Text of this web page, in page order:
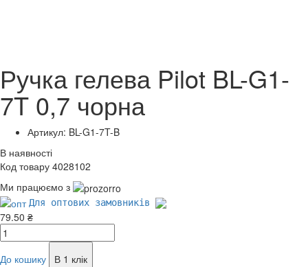
Ручка гелева Pilot BL-G1-
7T 0,7 чорна
Артикул: BL-G1-7T-B
В наявності
Код товару 4028102
Ми працюємо з
Для оптових замовників
79.50 ₴
До кошику
В 1 клік